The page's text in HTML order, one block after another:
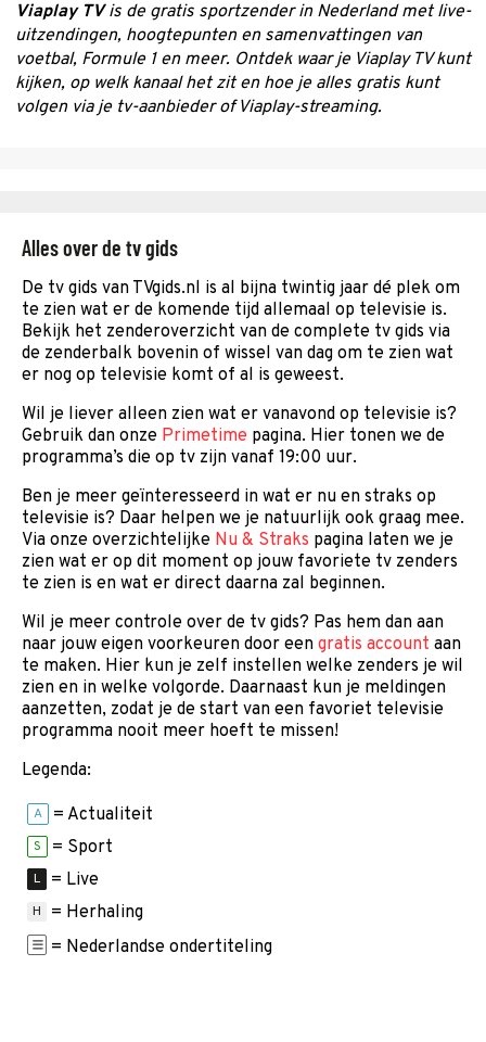
Viaplay TVis de gratis sportzender in Nederland met live-
uitzendingen, hoogtepunten en samenvattingen van
voetbal, Formule 1 en meer. Ontdek waar je Viaplay TV kunt
kijken, op welk kanaal het zit en hoe je alles gratis kunt
volgen via je tv-aanbieder of Viaplay-streaming.
Alles over de tv gids
De tv gids van TVgids.nl is al bijna twintig jaar dé plek om
te zien wat er de komende tijd allemaal op televisie is.
Bekijk het zenderoverzicht van de complete tv gids via
de zenderbalk bovenin of wissel van dag om te zien wat
er nog op televisie komt of al is geweest.
Wil je liever alleen zien wat er vanavond op televisie is?
Gebruik dan onze Primetime pagina. Hier tonen we de
programma’s die op tv zijn vanaf 19:00 uur.
Ben je meer geïnteresseerd in wat er nu en straks op
televisie is? Daar helpen we je natuurlijk ook graag mee.
Via onze overzichtelijke Nu & Straks pagina laten we je
zien wat er op dit moment op jouw favoriete tv zenders
te zien is en wat er direct daarna zal beginnen.
Wil je meer controle over de tv gids? Pas hem dan aan
naar jouw eigen voorkeuren door een gratis account aan
te maken. Hier kun je zelf instellen welke zenders je wil
zien en in welke volgorde. Daarnaast kun je meldingen
aanzetten, zodat je de start van een favoriet televisie
programma nooit meer hoeft te missen!
Legenda:
A = Actualiteit
S = Sport
L = Live
H
= Herhaling
= Nederlandse ondertiteling